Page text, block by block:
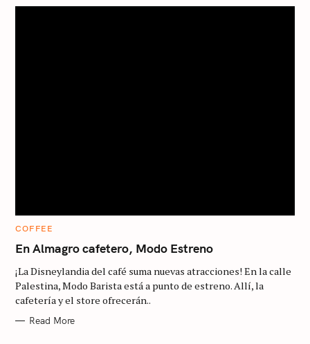
C
T
E
O
R
I
E
COFFEE
En Almagro cafetero, Modo Estreno
¡La Disneylandia del café suma nuevas atracciones! En la calle
Palestina, Modo Barista está a punto de estreno. Allí, la
cafetería y el store ofrecerán..
Read More
f
o
: